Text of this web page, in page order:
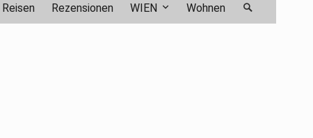
Reisen Rezensionen WIEN Wohnen